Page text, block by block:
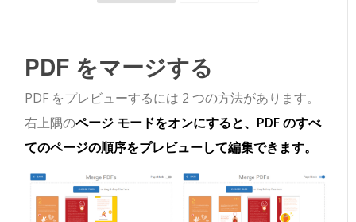
PDF をマージする
PDF をプレビューするには 2 つの方法があります。
右上隅のページ モードをオンにすると、PDF のすべ
てのページの順序をプレビューして編集できます。